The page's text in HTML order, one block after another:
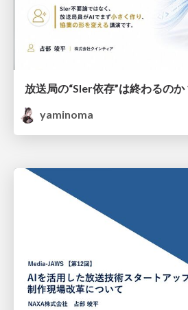
yaminoma